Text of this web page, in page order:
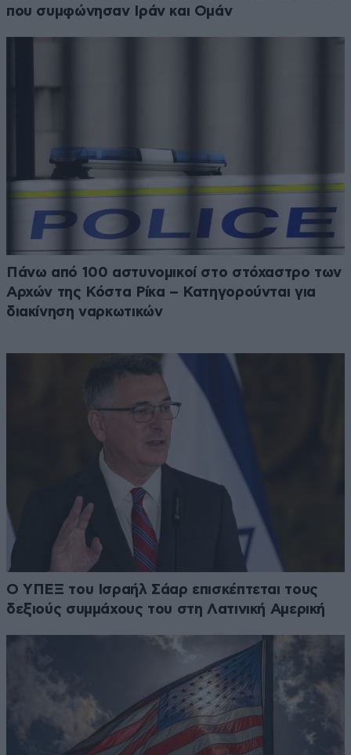
που συμφώνησαν Ιράν και Ομάν
Πάνω από 100 αστυνομικοί στο στόχαστρο των
Αρχών της Κόστα Ρίκα – Κατηγορούνται για
διακίνηση ναρκωτικών
Ο ΥΠΕΞ του Ισραήλ Σάαρ επισκέπτεται τους
δεξιούς συμμάχους του στη Λατινική Αμερική